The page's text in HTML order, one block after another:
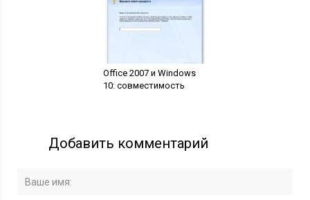
Office 2007 и Windows
10: совместимость
Добавить комментарий